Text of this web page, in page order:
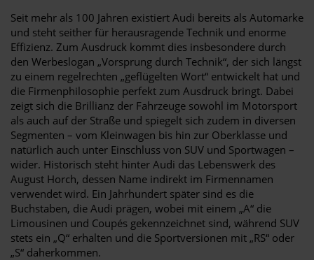
Seit mehr als 100 Jahren existiert Audi bereits als Automarke
und steht seither für herausragende Technik und enorme
Effizienz. Zum Ausdruck kommt dies insbesondere durch
den Werbeslogan „Vorsprung durch Technik“, der sich längst
zu einem regelrechten „geflügelten Wort“ entwickelt hat und
die Firmenphilosophie perfekt zum Ausdruck bringt. Dabei
zeigt sich die Brillianz der Fahrzeuge sowohl im Motorsport
als auch auf der Straße und spiegelt sich zudem in diversen
Segmenten – vom Kleinwagen bis hin zur Oberklasse und
natürlich auch unter Einschluss von SUV und Sportwagen –
wider. Historisch steht hinter Audi das Lebenswerk des
August Horch, dessen Name indirekt im Firmennamen
verwendet wird. Ein Jahrhundert später sind es die
Buchstaben, die Audi prägen, wobei mit einem „A“ die
Limousinen und Coupés gekennzeichnet sind, während SUV
stets ein „Q“ erhalten und die Sportversionen mit „RS“ oder
„S“ daherkommen.